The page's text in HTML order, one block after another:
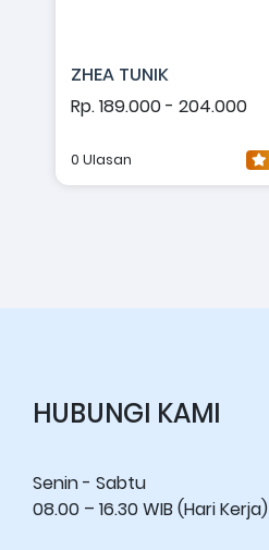
ZHEA TUNIK
Rp. 189.000 - 204.000
0 Ulasan
HUBUNGI KAMI
Senin - Sabtu
08.00 – 16.30 WIB (Hari Kerja)